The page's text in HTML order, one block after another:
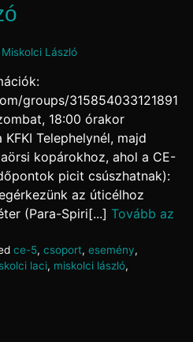
Miskolci László
groups/315854033121891
18:00 órakor
Telephelynél, majd
kopárokhoz, ahol a CE-
picit csúszhatnak):
az úticélhoz
(Para-Spiri[...] Tovább az
ce-5, csoport, esemény,
laci, miskolci lászló,